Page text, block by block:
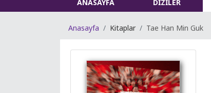
ANASAYFA DİZİLER
Anasayfa Kitaplar Tae Han Min Guk